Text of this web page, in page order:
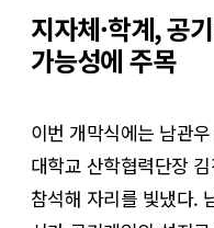
지자체·학계, 공
가능성에 주목
이번 개막식에는 남관
대학교 산학협력단장
참석해 자리를 빛냈다.